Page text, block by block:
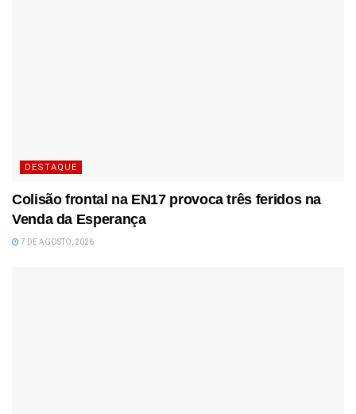
DESTAQUE
Colisão frontal na EN17 provoca três feridos na
Venda da Esperança
7 DE AGOSTO, 2026